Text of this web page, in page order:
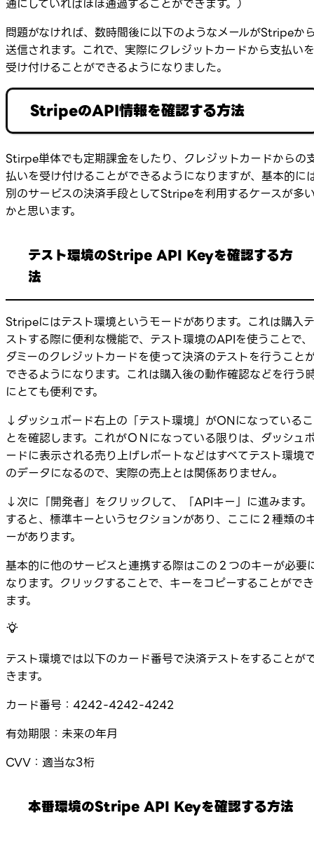
通にしていればほぼ通過することができます。）
問題がなければ、数時間後に以下のようなメールがStripeか
送信されます。これで、実際にクレジットカードから支払いを
受け付けることができるようになりました。
StripeのAPI情報を確認する方法
Stirpe単体でも定期課金をしたり、クレジットカードからの
払いを受け付けることができるようになりますが、基本的に
別のサービスの決済手段としてStripeを利用するケースが多
かと思います。
テスト環境のStripe API Keyを確認する方
法
Stripeにはテスト環境というモードがあります。これは購入テ
ストする際に便利な機能で、テスト環境のAPIを使うことで、
ダミーのクレジットカードを使って決済のテストを行うこと
できるようになります。これは購入後の動作確認などを行う
にとても便利です。
↓ダッシュボード右上の「テスト環境」がONになっているこ
とを確認します。これがＯＮになっている限りは、ダッシュ
ードに表示される売り上げレポートなどはすべてテスト環境
のデータになるので、実際の売上とは関係ありません。
↓次に「開発者」をクリックして、「APIキー」に進みます。
すると、標準キーというセクションがあり、ここに２種類の
ーがあります。
基本的に他のサービスと連携する際はこの２つのキーが必要
なります。クリックすることで、キーをコピーすることができ
ます。
テスト環境では以下のカード番号で決済テストをすることが
きます。
カード番号：4242-4242-4242
有効期限：未来の年月
CVV：適当な3桁
本番環境のStripe API Keyを確認する方法